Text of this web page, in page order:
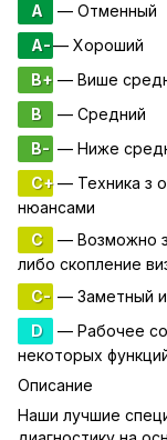
A
— Отменный
A-— Хороший
B+ — Више
B
— Средний
B- — Ниже
C+— Техника з
нюансами
C
— Возможно
либо скопление
C- — Заметный
D
— Рабочее
некоторых
Описание
Наши лучшие